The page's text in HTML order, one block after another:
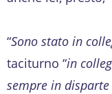
“Sono stato in
taciturno “in
sempre in disparte